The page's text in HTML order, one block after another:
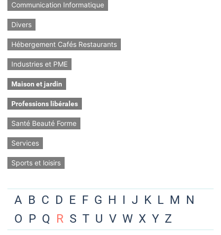
Communication Informatique
Divers
Hébergement Cafés Restaurants
Industries et PME
Maison et jardin
Professions libérales
Santé Beauté Forme
Services
Sports et loisirs
A B C D E F G H I J K L M N
O P Q R S T U V W X Y Z